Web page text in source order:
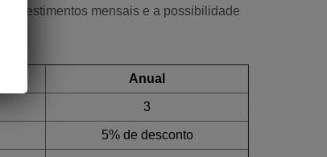
investimentos mensais e a possibilidade
Anual
3
5% de desconto